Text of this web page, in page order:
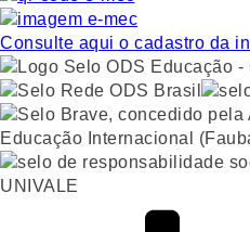
Consulte aqui o cadastro da
UNIVALE